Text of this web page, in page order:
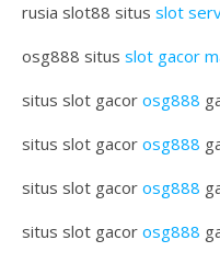
rusia slot88 situs slot
osg888 situs slot gacor
situs slot gacor osg888
situs slot gacor osg888
situs slot gacor osg888
situs slot gacor osg888